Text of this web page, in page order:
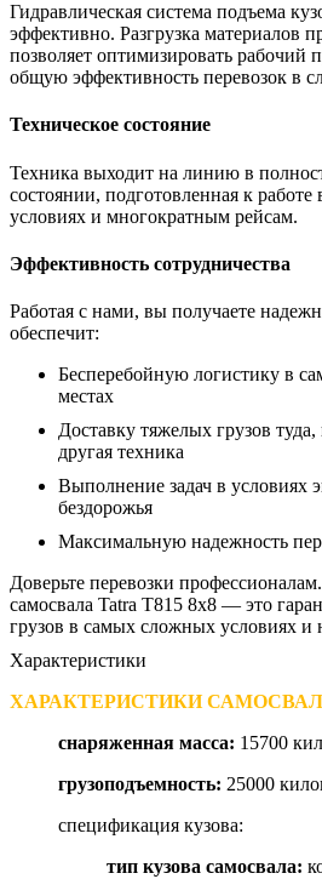
Гидравлическая система подъема
эффективно. Разгрузка материалов
позволяет оптимизировать рабочий
общую эффективность перевозок в
Техническое состояние
Техника выходит на линию в
состоянии, подготовленная к работе
условиях и многократным рейсам.
Эффективность сотрудничества
Работая с нами, вы получаете
обеспечит:
Бесперебойную логистику в
местах
Доставку тяжелых грузов
другая техника
Выполнение задач в условиях
бездорожья
Максимальную надежность
Доверьте перевозки
самосвала Tatra T815 8x8 — это
грузов в самых сложных условиях и
Характеристики
ХАРАКТЕРИСТИКИ
снаряженная масса: 15700
грузоподъемность: 25000
спецификация кузова:
тип кузова самосвала: